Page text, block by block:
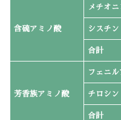
含硫アミノ酸
メチオニ
シスチン
合計
芳香族アミノ酸
フェニ
チロシン
合計